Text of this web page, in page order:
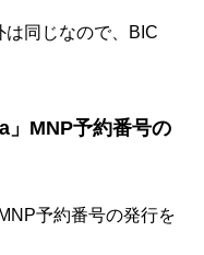
同じなので、BIC
」MNP予約番号の
予約番号の発行を